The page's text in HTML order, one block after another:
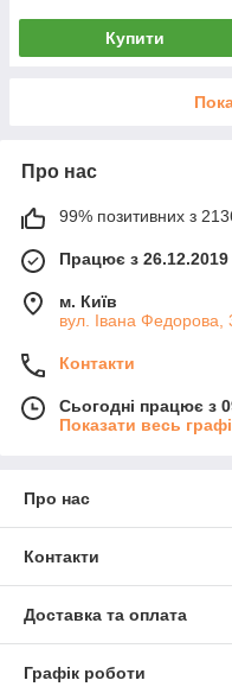
Купити
Про нас
99% позитивних з 2136
Працює з 26.12.2019
м. Київ
вул. Івана Федорова,
Контакти
Сьогодні працює з
Показати весь
Про нас
Контакти
Доставка та оплата
Графік роботи